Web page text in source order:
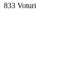
833 Voturi